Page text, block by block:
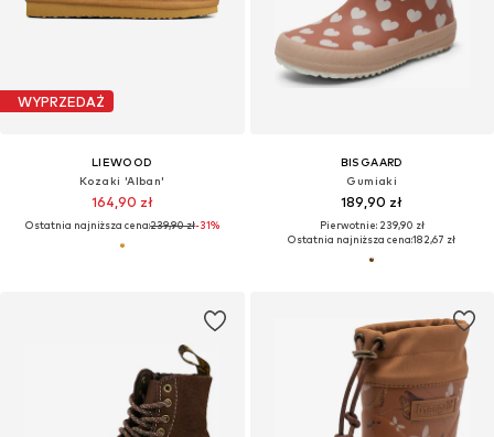
WYPRZEDAŻ
LIEWOOD
Kozaki 'Alban'
164,90 zł
Ostatnia najniższa cena:239,90 zł-31%
BISGAARD
Gumiaki
189,90 zł
Pierwotnie: 239,90 zł
Ostatnia najniższa cena:182,67 zł